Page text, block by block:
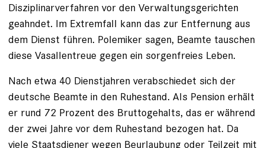
Disziplinarverfahren vor den Verwaltungsgerichten
geahndet. Im Extremfall kann das zur Entfernung aus
dem Dienst führen. Polemiker sagen, Beamte tauschen
diese Vasallentreue gegen ein sorgenfreies Leben.
Nach etwa 40 Dienstjahren verabschiedet sich der
deutsche Beamte in den Ruhestand. Als Pension erhält
er rund 72 Prozent des Bruttogehalts, das er während
der zwei Jahre vor dem Ruhestand bezogen hat. Da
viele Staatsdiener wegen Beurlaubung oder Teilzeit mit